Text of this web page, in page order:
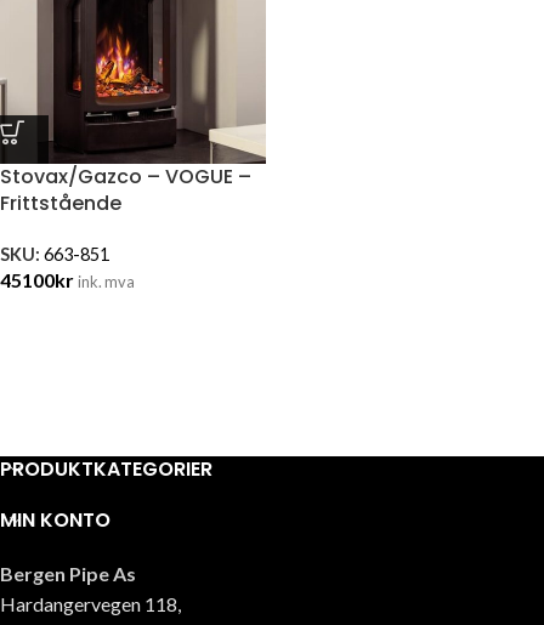
Stovax/Gazco – VOGUE –
Frittstående
SKU: 663-851
45100krink. mva
PRODUKTKATEGORIER
MIN KONTO
Bergen Pipe As
Hardangervegen 118,